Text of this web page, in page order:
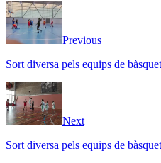
Previous
Sort diversa pels equips de
Next
Sort diversa pels equips de